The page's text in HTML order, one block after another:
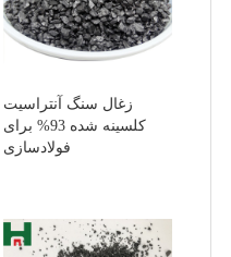
زغال سنگ آنتراسیت
کلسینه شده 93% برای
فولادسازی